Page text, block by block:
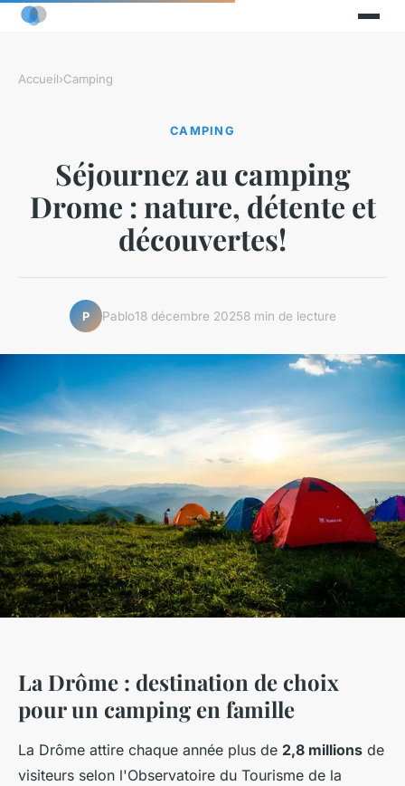
Accueil›Camping
CAMPING
Séjournez au camping
Drome : nature, détente et
découvertes!
P Pablo18 décembre 20258 min de lecture
La Drôme : destination de choix
pour un camping en famille
La Drôme attire chaque année plus de 2,8 millions de
visiteurs selon l'Observatoire du Tourisme de la